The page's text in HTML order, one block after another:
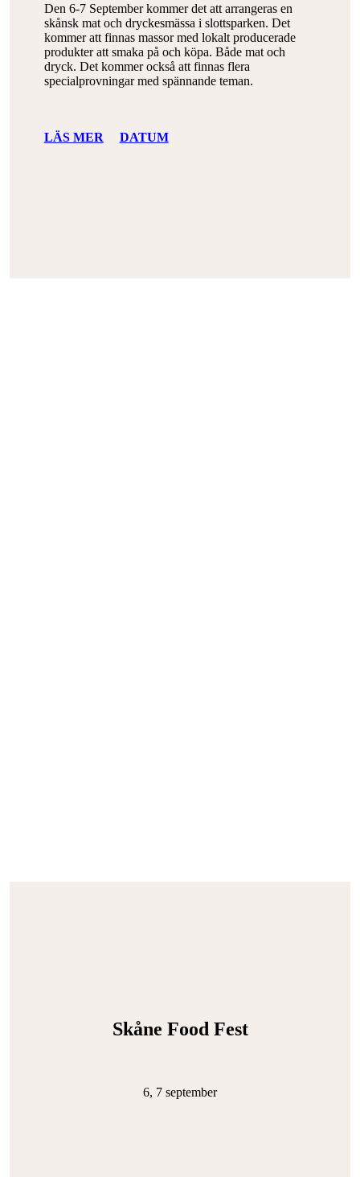
Den 6-7 September kommer det att arrangeras en
skånsk mat och dryckesmässa i slottsparken. Det
kommer att finnas massor med lokalt producerade
produkter att smaka på och köpa. Både mat och
dryck. Det kommer också att finnas flera
specialprovningar med spännande teman.
LÄS MER DATUM
Skåne Food Fest
6, 7 september